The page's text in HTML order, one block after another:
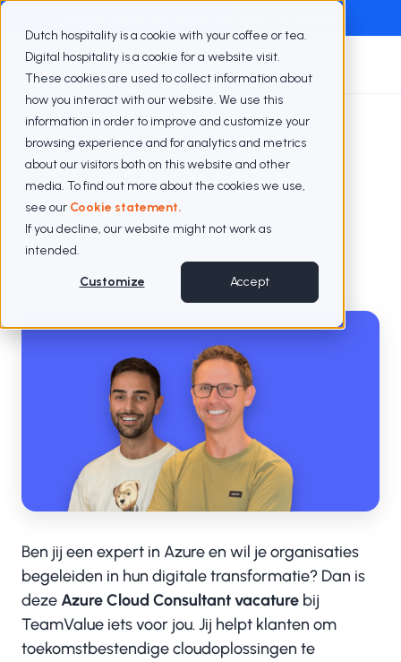
Dutch hospitality is a cookie with your coffee or tea.
Digital hospitality is a cookie for a website visit.
These cookies are used to collect information about
how you interact with our website. We use this
information in order to improve and customize your
browsing experience and for analytics and metrics
about our visitors both on this website and other
media. To find out more about the cookies we use,
see our Cookie statement.
If you decline, our website might not work as
intended.
Customize Accept
Azure Cloud Consultant
Ben jij een expert in Azure en wil je organisaties
begeleiden in hun digitale transformatie? Dan is
dezeAzure Cloud Consultant vacature bij
TeamValue iets voor jou. Jij helpt klanten om
toekomstbestendige cloudoplossingen te